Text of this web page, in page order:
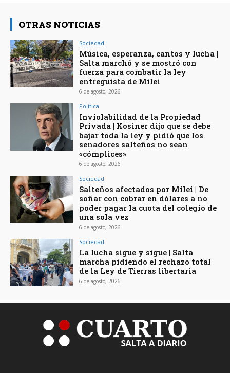
OTRAS NOTICIAS
Sociedad
Música, esperanza, cantos y lucha |
Salta marchó y se mostró con
fuerza para combatir la ley
entreguista de Milei
6 de agosto, 2026
Política
Inviolabilidad de la Propiedad
Privada | Kosiner dijo que se debe
bajar toda la ley y pidió que los
senadores salteños no sean
«cómplices»
6 de agosto, 2026
Sociedad
Salteños afectados por Milei | De
soñar con cobrar en dólares a no
poder pagar la cuota del colegio de
una sola vez
6 de agosto, 2026
Sociedad
La lucha sigue y sigue | Salta
marcha pidiendo el rechazo total
de la Ley de Tierras libertaria
6 de agosto, 2026